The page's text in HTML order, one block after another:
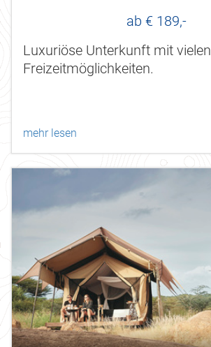
ab € 189,-
Luxuriöse Unterkunft mit vielen
Freizeitmöglichkeiten.
mehr lesen